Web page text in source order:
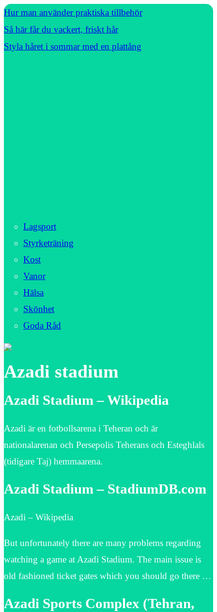
Hur man använder praktiska tillbehör
Så här får du vackert, friskt hår
Styla håret i sommar med en plattång
Lagsport
Styrketräning
Kost
Vanor
Hälsa
Skönhet
Goda Råd
Azadi stadium
Azadi Stadium – Wikipedia
Azadi är en fotbollsarena i Teheran och är
nationalarenan och Persepolis Teherans och Esteghlals
(tidigare Taj) hemmaarena.
Azadi Stadium – StadiumDB.com
Azadi – Wikipedia
But unfortunately there are many problems regarding
watching a game at Azadi Stadium. The main issue is
old fashioned ticket gates which you should go there …
Azadi Sports Complex (Tehran,